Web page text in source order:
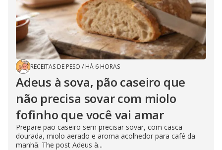
RECEITAS DE PESO / HÁ 6 HORAS
Adeus à sova, pão caseiro que
não precisa sovar com miolo
fofinho que você vai amar
Prepare pão caseiro sem precisar sovar, com casca
dourada, miolo aerado e aroma acolhedor para café da
manhã. The post Adeus à...